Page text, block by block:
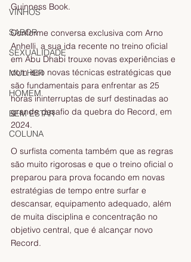
VINHOS
SABOR
SEXUALIDADE
MULHER
HOMEM
BEM ESTAR
COLUNA
Guinness Book.
Conforme conversa exclusiva com Arno
Anhelli, a sua ida recente no treino oficial
em Abu Dhabi trouxe novas experiências e
com isso novas técnicas estratégicas que
são fundamentais para enfrentar as 25
horas ininterruptas de surf destinadas ao
grande desafio da quebra do Record, em
2024.
O surfista comenta também que as regras
são muito rigorosas e que o treino oficial o
preparou para prova focando em novas
estratégias de tempo entre surfar e
descansar, equipamento adequado, além
de muita disciplina e concentração no
objetivo central, que é alcançar novo
Record.